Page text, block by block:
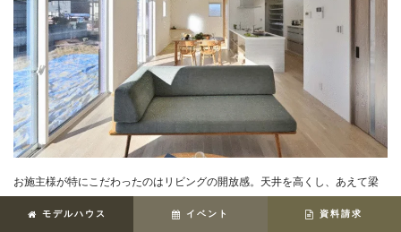
モデルハウス イベント 資料請求
お施主様が特にこだわったのはリビングの開放感。天井を高くし、あえて梁